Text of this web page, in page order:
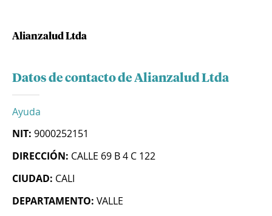
Alianzalud Ltda
Datos de contacto de Alianzalud Ltda
Ayuda
NIT: 9000252151
DIRECCIÓN: CALLE 69 B 4 C 122
CIUDAD: CALI
DEPARTAMENTO: VALLE